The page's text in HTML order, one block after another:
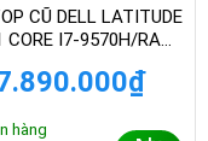
CŨ DELL LATITUDE
CORE I7-9570H/RAM
VGA 2G MX150
₫
hàng